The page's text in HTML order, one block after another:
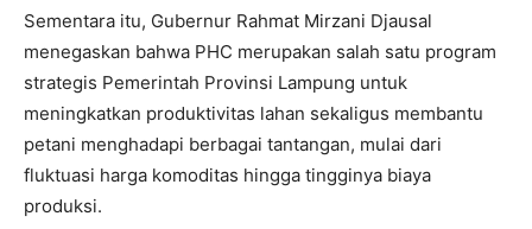
Sementara itu, Gubernur Rahmat Mirzani Djausal
menegaskan bahwa PHC merupakan salah satu program
strategis Pemerintah Provinsi Lampung untuk
meningkatkan produktivitas lahan sekaligus membantu
petani menghadapi berbagai tantangan, mulai dari
fluktuasi harga komoditas hingga tingginya biaya
produksi.